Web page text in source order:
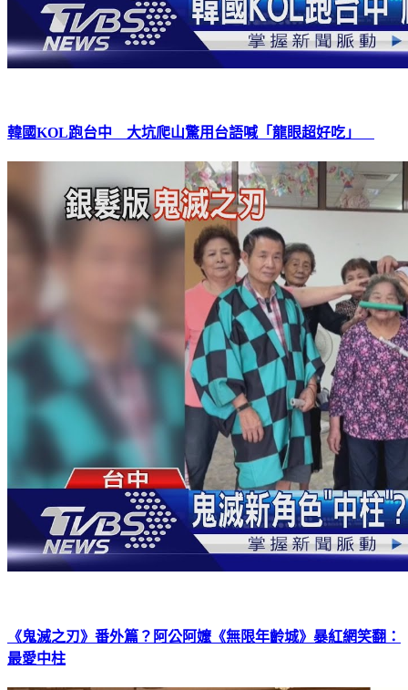
韓國KOL跑台中 大坑爬山驚用台語喊「龍眼超好吃」
《鬼滅之刃》番外篇？阿公阿嬤《無限年齡城》暴紅網笑翻：
最愛中柱